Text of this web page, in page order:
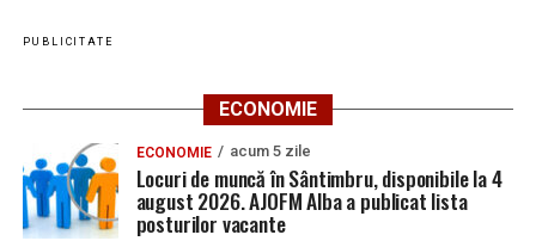
PUBLICITATE
ECONOMIE
ECONOMIE acum 5 zile
Locuri de muncă în Sântimbru, disponibile la 4
august 2026. AJOFM Alba a publicat lista
posturilor vacante